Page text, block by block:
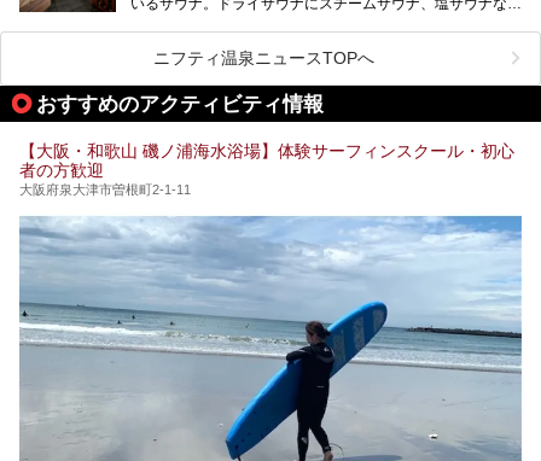
で“遊び+癒し”の一日を過ごすのにもぴったり。
処にいたるまで魅力をたっぷり堪能してきたので、その全容
オープンイベントに行ってきました！今回はそのリニューア
ペース、ロウリュウなど、心ゆくまで楽しむためのサービス
が充実した施設も多くみられます。
今回はそんなサウナにこだわった、大阪府内のオススメ温
泉・銭湯・スパを30件紹介したいと思います！
ニフティ温泉ニュースTOPへ
おすすめのアクティビティ情報
【大阪・和歌山 磯ノ浦海水浴場】体験サーフィンスクール・初心
者の方歓迎
大阪府泉大津市曽根町2-1-11